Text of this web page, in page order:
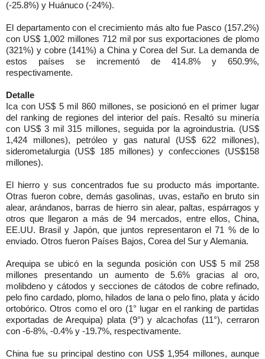
(-25.8%) y Huánuco (-24%).
El departamento con el crecimiento más alto fue Pasco (157.2%)
con US$ 1,002 millones 712 mil por sus exportaciones de plomo
(321%) y cobre (141%) a China y Corea del Sur. La demanda de
estos países se incrementó de 414.8% y 650.9%,
respectivamente.
Detalle
Ica con US$ 5 mil 860 millones, se posicionó en el primer lugar
del ranking de regiones del interior del país. Resaltó su minería
con US$ 3 mil 315 millones, seguida por la agroindustria. (US$
1,424 millones), petróleo y gas natural (US$ 622 millones),
siderometalurgia (US$ 185 millones) y confecciones (US$158
millones).
El hierro y sus concentrados fue su producto más importante.
Otras fueron cobre, demás gasolinas, uvas, estaño en bruto sin
alear, arándanos, barras de hierro sin alear, paltas, espárragos y
otros que llegaron a más de 94 mercados, entre ellos, China,
EE.UU. Brasil y Japón, que juntos representaron el 71 % de lo
enviado. Otros fueron Países Bajos, Corea del Sur y Alemania.
Arequipa se ubicó en la segunda posición con US$ 5 mil 258
millones presentando un aumento de 5.6% gracias al oro,
molibdeno y cátodos y secciones de cátodos de cobre refinado,
pelo fino cardado, plomo, hilados de lana o pelo fino, plata y ácido
ortobórico. Otros como el oro (1° lugar en el ranking de partidas
exportadas de Arequipa) plata (9°) y alcachofas (11°), cerraron
con -6-8%, -0.4% y -19.7%, respectivamente.
China fue su principal destino con US$ 1,954 millones, aunque